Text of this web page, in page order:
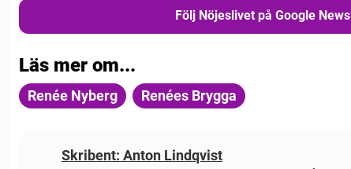
Följ Nöjeslivet på Google News
Läs mer om...
Renée Nyberg Renées Brygga
Skribent: Anton Lindqvist